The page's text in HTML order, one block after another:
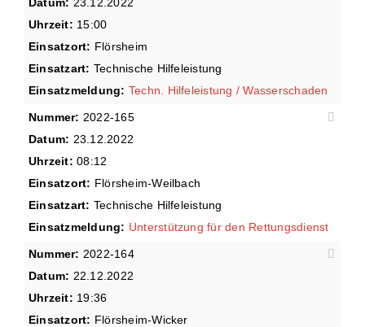
Uhrzeit: 15:00
Einsatzort: Flörsheim
Einsatzart: Technische Hilfeleistung
Einsatzmeldung: Techn. Hilfeleistung / Wasserschaden
Nummer: 2022-165
Datum: 23.12.2022
Uhrzeit: 08:12
Einsatzort: Flörsheim-Weilbach
Einsatzart: Technische Hilfeleistung
Einsatzmeldung: Unterstützung für den Rettungsdienst
Nummer: 2022-164
Datum: 22.12.2022
Uhrzeit: 19:36
Einsatzort: Flörsheim-Wicker